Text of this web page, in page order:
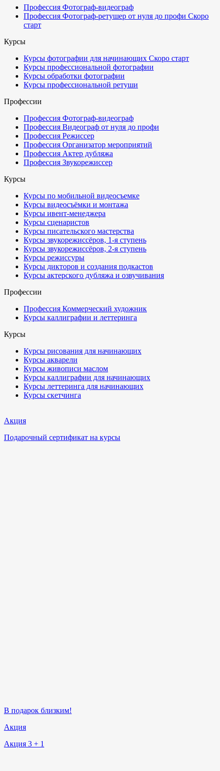
Профессия Фотограф-видеограф
Профессия Фотограф-ретушер от нуля до профи Скоро
старт
Курсы
Курсы фотографии для начинающих Скоро старт
Курсы профессиональной фотографии
Курсы обработки фотографии
Курсы профессиональной ретуши
Профессии
Профессия Фотограф-видеограф
Профессия Видеограф от нуля до профи
Профессия Режиссер
Профессия Организатор мероприятий
Профессия Актер дубляжа
Профессия Звукорежиссер
Курсы
Курсы по мобильной видеосъемке
Курсы видеосъёмки и монтажа
Курсы ивент-менеджера
Курсы сценаристов
Курсы писательского мастерства
Курсы звукорежиссёров, 1-я ступень
Курсы звукорежиссёров, 2-я ступень
Курсы режиссуры
Курсы дикторов и создания подкастов
Курсы актерского дубляжа и озвучивания
Профессии
Профессия Коммерческий художник
Курсы каллиграфии и леттеринга
Курсы
Курсы рисования для начинающих
Курсы акварели
Курсы живописи маслом
Курсы каллиграфии для начинающих
Курсы леттеринга для начинающих
Курсы скетчинга
Акция
Подарочный сертификат на курсы
В подарок близким!
Акция
Акция 3 + 1